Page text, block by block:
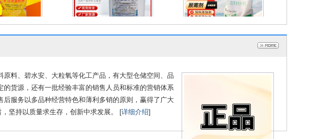
饲料级高纯蒙脱石 饲料添加剂
料、碧水安、大粒氧等化工产品，有大型仓储空间、品
货源，还有一批经验丰富的销售人员和标准的营销体系
服务以多品种经营特色和薄利多销的原则，赢得了广大
坚持以质量求生存，创新中求发展。 [详细介绍]